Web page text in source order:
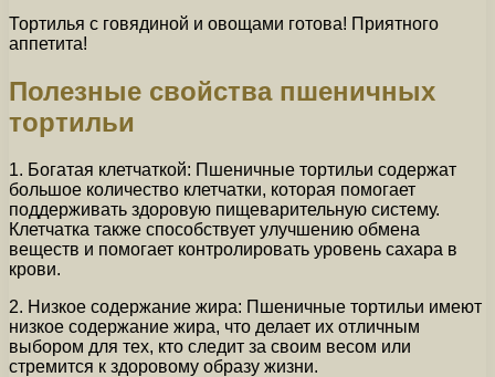
Тортилья с говядиной и овощами готова! Приятного
аппетита!
Полезные свойства пшеничных
тортильи
1. Богатая клетчаткой: Пшеничные тортильи содержат
большое количество клетчатки, которая помогает
поддерживать здоровую пищеварительную систему.
Клетчатка также способствует улучшению обмена
веществ и помогает контролировать уровень сахара в
крови.
2. Низкое содержание жира: Пшеничные тортильи имеют
низкое содержание жира, что делает их отличным
выбором для тех, кто следит за своим весом или
стремится к здоровому образу жизни.